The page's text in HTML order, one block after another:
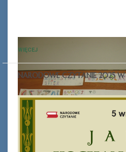
WIĘCEJ
NARODOWE CZYTANIE 2025 W